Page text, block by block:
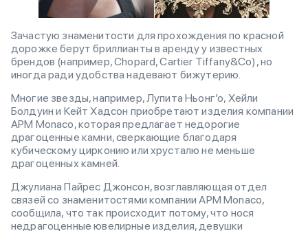
Зачастую знаменитости для прохождения по красной
дорожке берут бриллианты в аренду у известных
брендов (например, Chopard, Cartier Tiffany&Co), но
иногда ради удобства надевают бижутерию.
Многие звезды, например, Лупита Ньонг’о, Хейли
Болдуин и Кейт Хадсон приобретают изделия компании
APM Monaco, которая предлагает недорогие
драгоценные камни, сверкающие благодаря
кубическому цирконию или хрусталю не меньше
драгоценных камней.
Джулиана Пайрес Джонсон, возглавляющая отдел
связей со знаменитостями компании APM Monaco,
сообщила, что так происходит потому, что нося
недрагоценные ювелирные изделия, девушки